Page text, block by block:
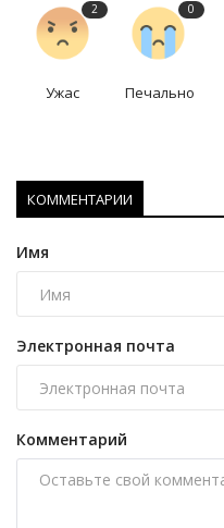
2
Ужас
0
Печально
КОММЕНТАРИИ
Имя
Электронная почта
Комментарий